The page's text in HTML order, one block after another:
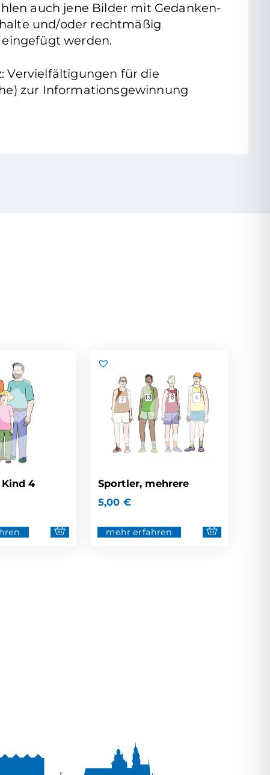
auch jene Bilder mit Gedanken-
und/oder rechtmäßig
werden.
Vervielfältigungen für die
zur Informationsgewinnung
4
Sportler, mehrere
5,00 €
mehr erfahren